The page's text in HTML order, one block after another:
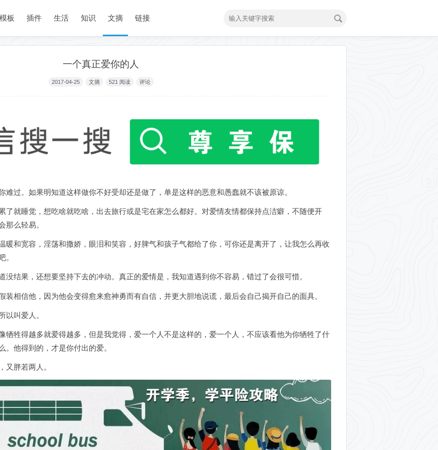
模板 插件 生活 知识 文摘 链接
一个真正爱你的人
2017-04-25 文摘 521 阅读 评论
难过。如果明知道这样做你不好受却还是做了，单是这样的恶意和愚蠢就不该被原谅。
了就睡觉，想吃啥就吃啥，出去旅行或是宅在家怎么都好。对爱情友情都保持点洁癖，不随便开
那么轻易。
暖和宽容，淫荡和撒娇，眼泪和笑容，好脾气和孩子气都给了你，可你还是离开了，让我怎么再收
。
没结果，还想要坚持下去的冲动。真正的爱情是，我知道遇到你不容易，错过了会很可惜。
装相信他，因为他会变得愈来愈神勇而有自信，并更大胆地说谎，最后会自己揭开自己的面具。
以叫爱人。
牺牲得越多就爱得越多，但是我觉得，爱一个人不是这样的，爱一个人，不应该看他为你牺牲了什
他得到的，才是你付出的爱。
又胖若两人。